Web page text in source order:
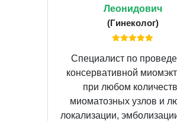
Леонидович
(Гинеколог)
Специалист по
консервативной
при любом
миоматозных узлов и
локализации,